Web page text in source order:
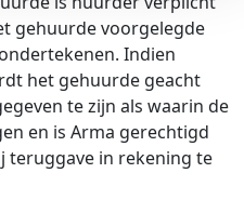
gehuurde voorgelegde
Indien
het gehuurde geacht
te zijn als waarin de
en is Arma gerechtigd
teruggave in rekening te